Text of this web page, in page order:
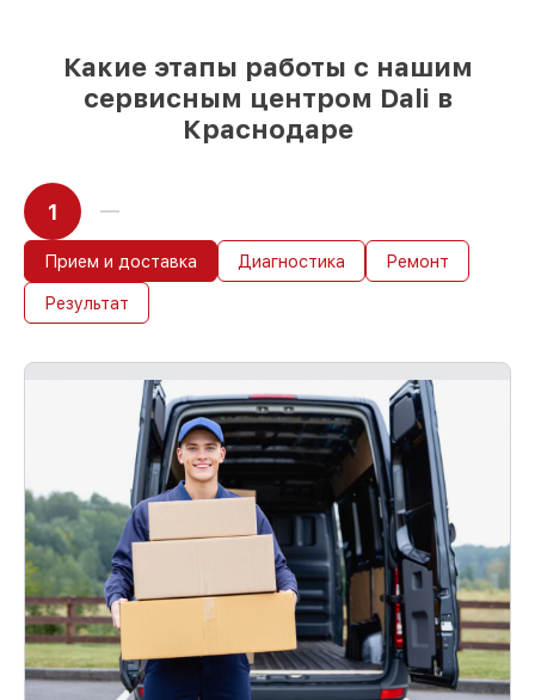
Какие этапы работы с нашим
сервисным центром Dali в
Краснодаре
1
Прием и доставка Диагностика Ремонт
Результат